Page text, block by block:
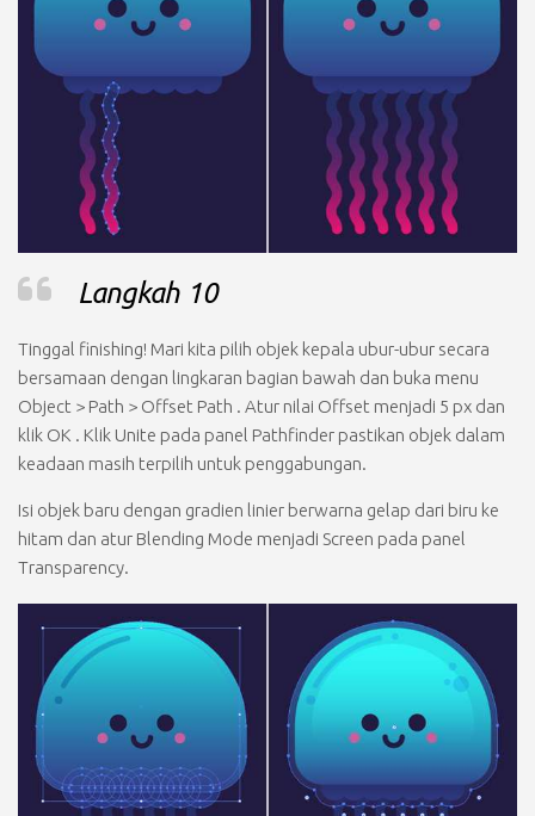
Langkah 10
Tinggal finishing! Mari kita pilih objek kepala ubur-ubur secara
bersamaan dengan lingkaran bagian bawah dan buka menu
Object > Path > Offset Path . Atur nilai Offset menjadi 5 px dan
klik OK . Klik Unite pada panel Pathfinder pastikan objek dalam
keadaan masih terpilih untuk penggabungan.
Isi objek baru dengan gradien linier berwarna gelap dari biru ke
hitam dan atur Blending Mode menjadi Screen pada panel
Transparency.